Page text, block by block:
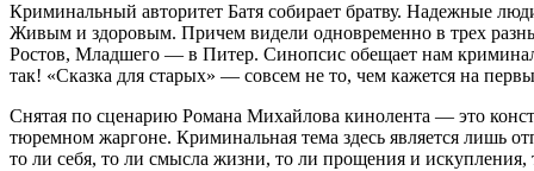
Криминальный авторитет Батя собирает братву. Надежные
Живым и здоровым. Причем видели одновременно в трех
Ростов, Младшего — в Питер. Синопсис обещает нам
так! «Сказка для старых» — совсем не то, чем кажется на
Снятая по сценарию Романа Михайлова кинолента — это
тюремном жаргоне. Криминальная тема здесь является лишь
то ли себя, то ли смысла жизни, то ли прощения и искупления,